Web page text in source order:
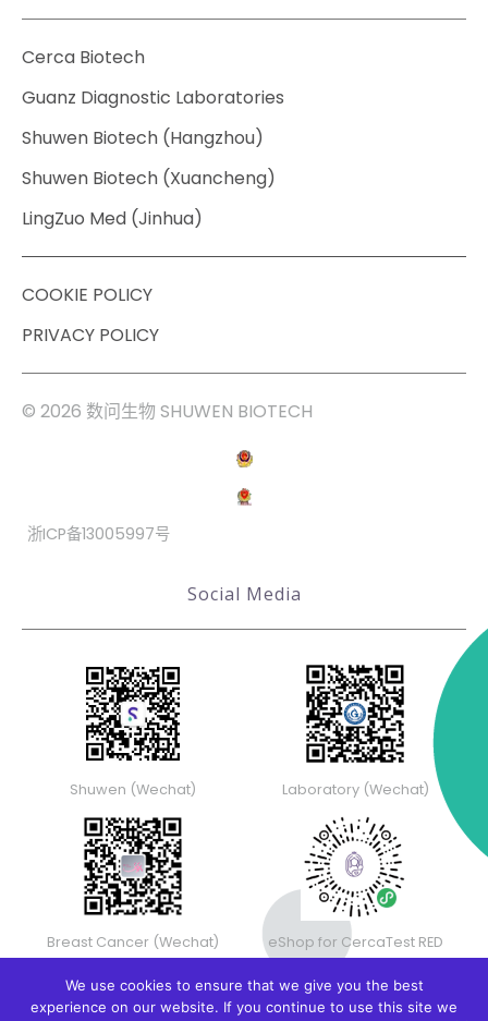
Cerca Biotech
Guanz Diagnostic Laboratories
Shuwen Biotech (Hangzhou)
Shuwen Biotech (Xuancheng)
LingZuo Med (Jinhua)
COOKIE POLICY
PRIVACY POLICY
© 2026 数问生物 SHUWEN BIOTECH
浙ICP备13005997号
Social Media
Shuwen (Wechat) Laboratory (Wechat)
Breast Cancer (Wechat) eShop for CercaTest RED
We use cookies to ensure that we give you the best
experience on our website. If you continue to use this site we